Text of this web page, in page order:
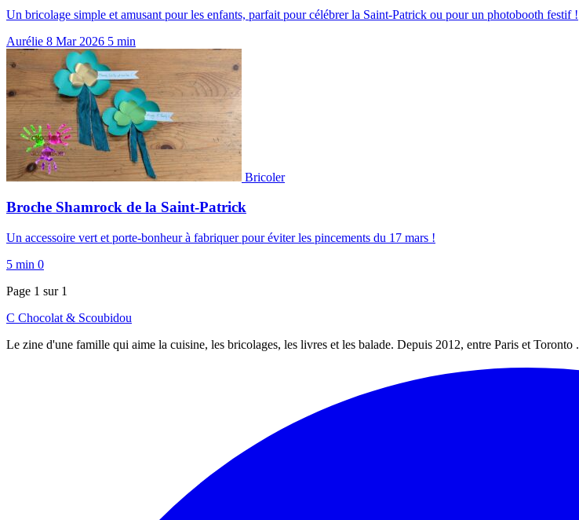
Un bricolage simple et amusant pour les enfants, parfait pour célébrer la Saint-Patrick ou pour un photobooth festif !
Aurélie 8 Mar 2026 5 min
Bricoler
Broche Shamrock de la Saint-Patrick
Un accessoire vert et porte-bonheur à fabriquer pour éviter les pincements du 17 mars !
5 min 0
Page 1 sur 1
C Chocolat & Scoubidou
Le zine d'une famille qui aime la cuisine, les bricolages, les livres et les balade. Depuis 2012, entre Paris et Toronto .